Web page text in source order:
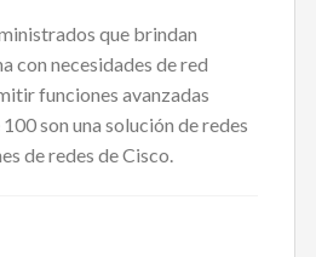
que brindan
con necesidades de red
funciones avanzadas
son una solución de redes
de redes de Cisco.